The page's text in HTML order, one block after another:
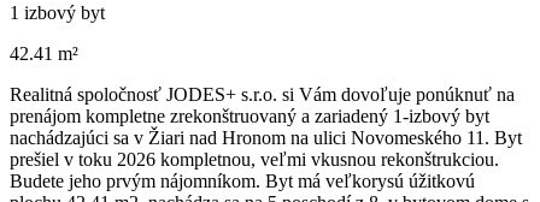
1 izbový byt
42.41 m²
Realitná spoločnosť JODES+ s.r.o. si Vám dovoľuje ponúknuť na
prenájom kompletne zrekonštruovaný a zariadený 1-izbový byt
nachádzajúci sa v Žiari nad Hronom na ulici Novomeského 11. Byt
prešiel v toku 2026 kompletnou, veľmi vkusnou rekonštrukciou.
Budete jeho prvým nájomníkom. Byt má veľkorysú úžitkovú